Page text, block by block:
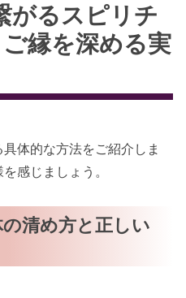
がるスピリチ
縁を深める実
体的な方法をご紹介しま
感じましょう。
清め方と正しい